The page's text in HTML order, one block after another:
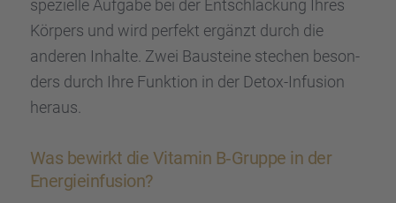
spezi­elle Aufgabe bei der Entschla­ckung Ihres
Körpers und wird perfekt ergänzt durch die
anderen Inhalte. Zwei Bausteine stechen beson­
ders durch Ihre Funktion in der Detox-Infusion
heraus.
Was bewirkt die Vitamin B‑Gruppe in der
Energie­in­fu­sion?